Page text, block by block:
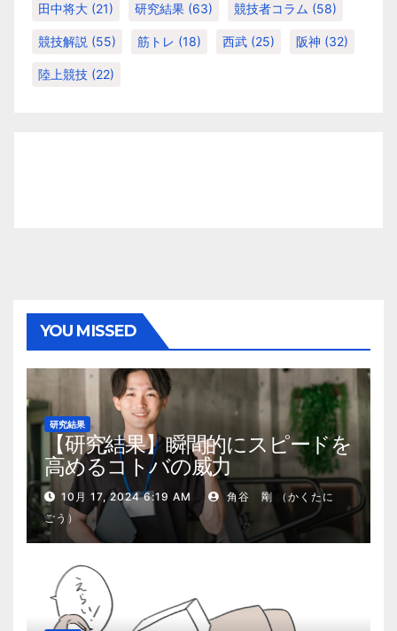
田中将大 (21) 研究結果 (63) 競技者コラム (58)
競技解説 (55) 筋トレ (18) 西武 (25) 阪神 (32)
陸上競技 (22)
YOU MISSED
研究結果
【研究結果】瞬間的にスピードを
高めるコトバの威力
10月 17, 2024 6:19 AM
角谷 剛 （かくたに
ごう）